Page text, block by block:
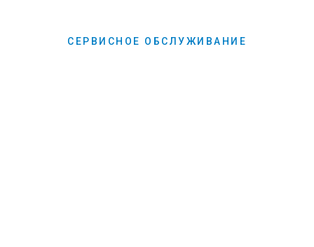
СЕРВИСНОЕ ОБСЛУЖИВАНИЕ